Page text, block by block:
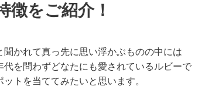
徴をご紹介！
かれて真っ先に思い浮かぶものの中には
代を問わずどなたにも愛されているルビーで
トを当ててみたいと思います。